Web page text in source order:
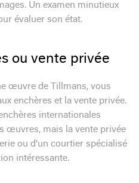
Un examen minutieux
évaluer son état.
ou vente privée
œuvre de Tillmans, vous
enchères et la vente privée.
internationales
œuvres, mais la vente privée
ou d'un courtier spécialisé
intéressante.